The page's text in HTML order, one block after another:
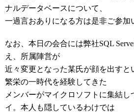
ナルデータベースについて、
一過言おありになる方は是非ご参加
なお、本日の会合には弊社SQL
え、所属陣営が
近々変更となった某氏が顔を出すと
繁栄の一時代を経験してきた
メンバーがマイクロソフトに集結し
イ。本人も隠しているわけでは